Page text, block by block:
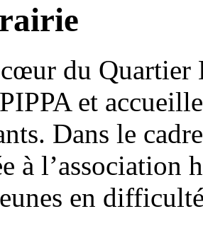
du Quartier
et
Dans le
à l’association
en